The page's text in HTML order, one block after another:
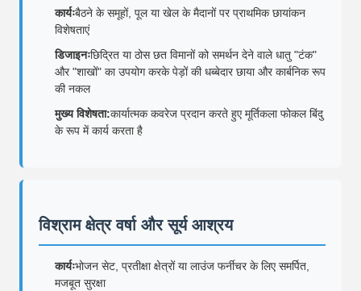
कार्यःबैठने के समूहों, पूल या खेल के मैदानों पर प्राथमिक छायांकन
विशेषताएं
डिजाइनःछिद्रित या ठोस छत विमानों को समर्थन देने वाले धातु "टंक"
और "शाखों" का उपयोग करके पेड़ों की धब्बेदार छाया और कार्बनिक रूप
की नकल
मुख्य विशेषता:कार्यात्मक कवरेज प्रदान करते हुए मूर्तिकला फोकल बिंदु
के रूप में कार्य करता है
विश्राम क्षेत्र वर्षा और सूर्य आश्रय
कार्यःभोजन सेट, प्रतीक्षा क्षेत्रों या लाउंज फर्नीचर के लिए समर्पित,
मजबूत सुरक्षा